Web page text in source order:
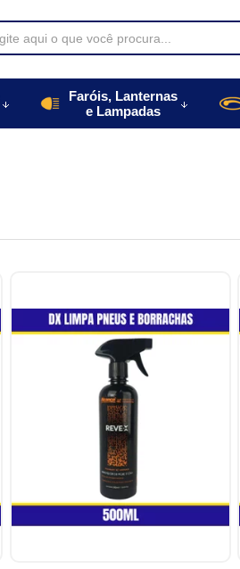
Faróis, Lanternas
e Lampadas